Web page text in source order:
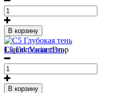
В корзину
1
Liquid::VariantDrop
С5 Глубокая тень
В корзину